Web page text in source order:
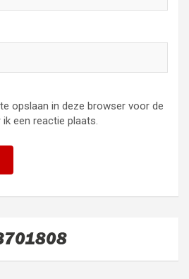
opslaan in deze browser voor de
een reactie plaats.